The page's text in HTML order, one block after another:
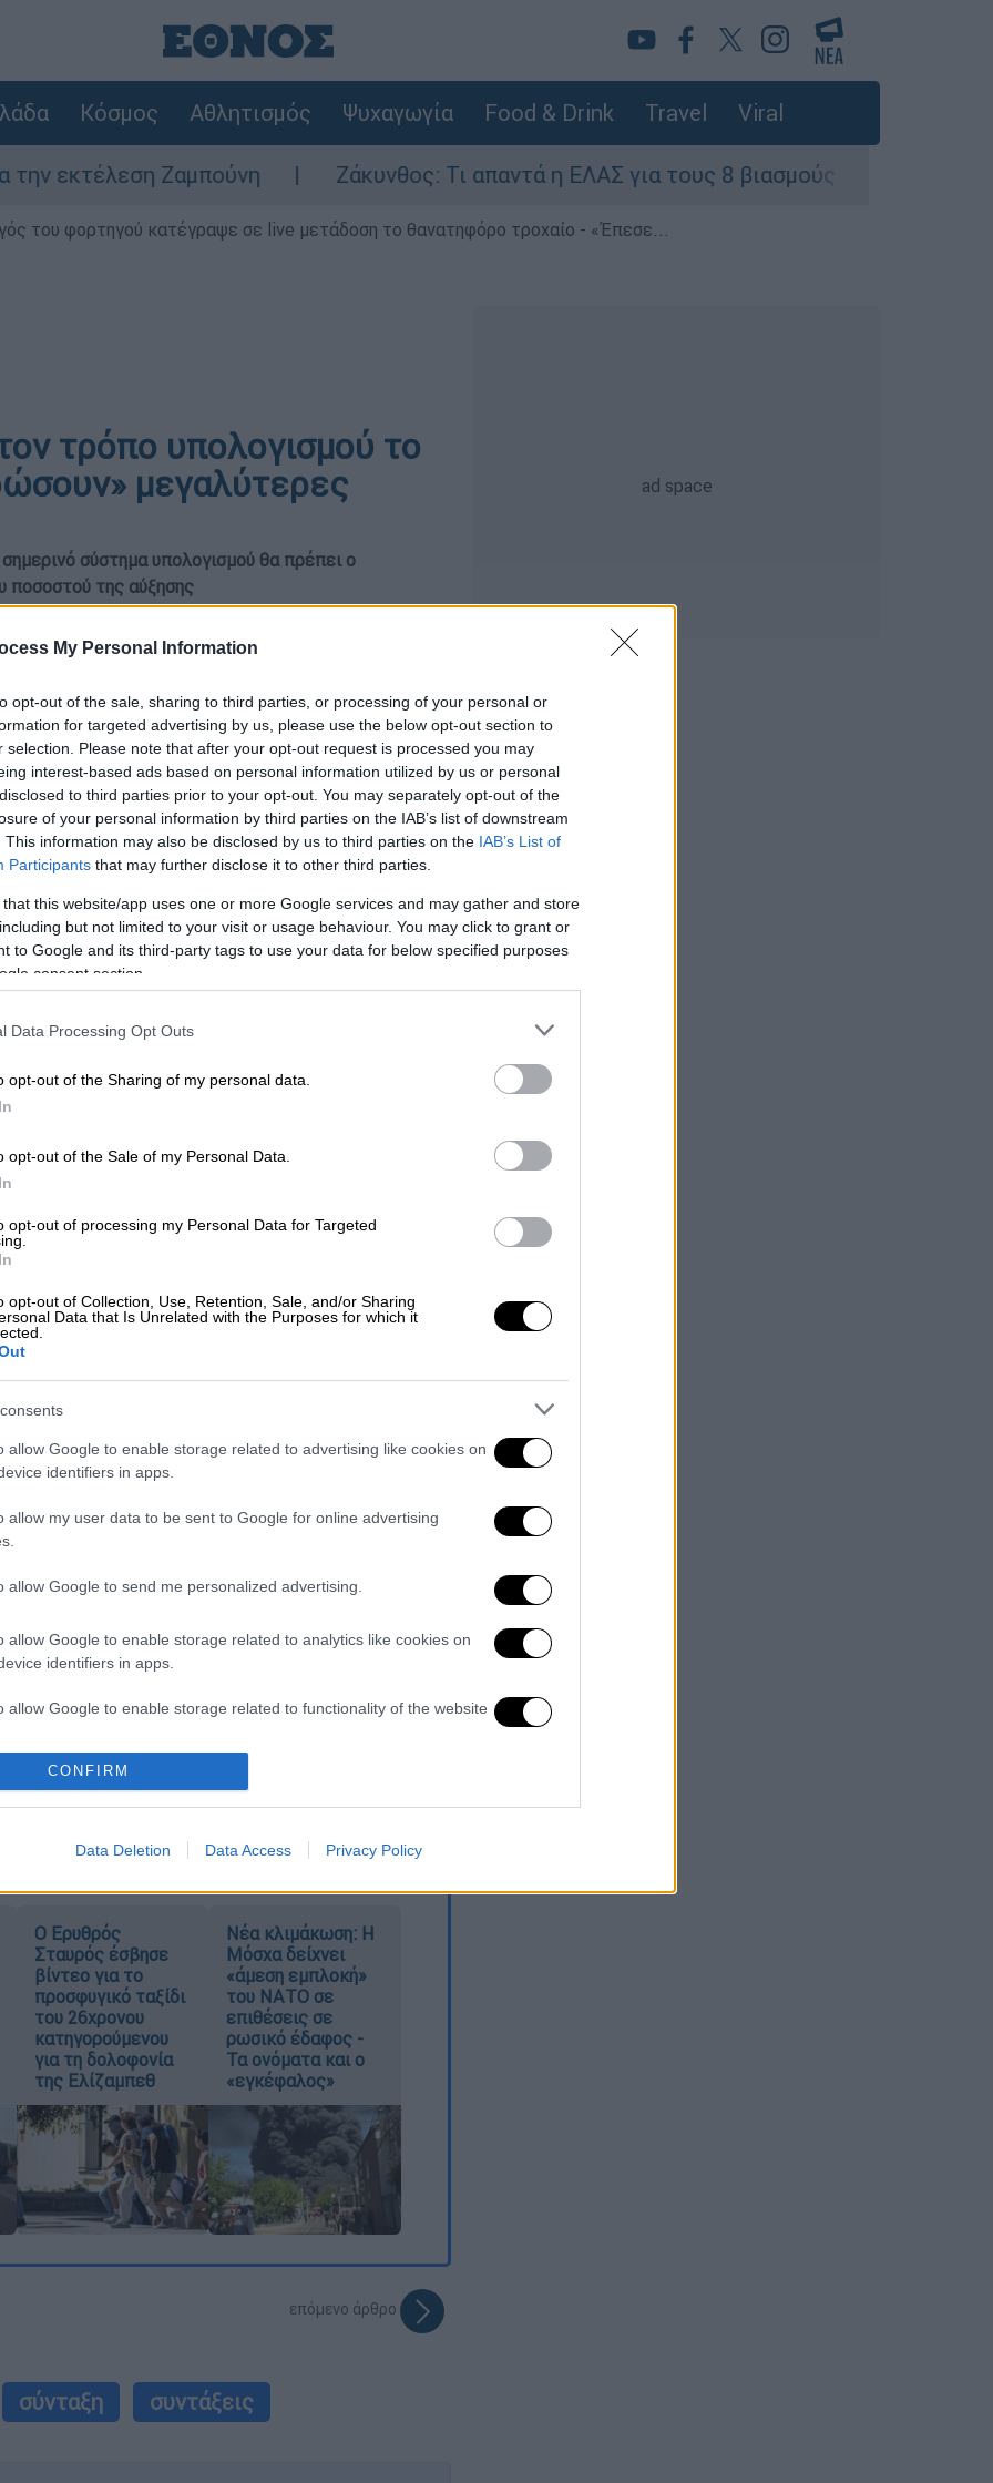
My Personal Information
opt-out of the sale, sharing to third parties, or processing of your personal or
for targeted advertising by us, please use the below opt-out section to
selection. Please note that after your opt-out request is processed you may
interest-based ads based on personal information utilized by us or personal
to third parties prior to your opt-out. You may separately opt-out of the
of your personal information by third parties on the IAB’s list of downstream
This information may also be disclosed by us to third parties on the IAB’s List of
Participants that may further disclose it to other third parties.
that this website/app uses one or more Google services and may gather and store
but not limited to your visit or usage behaviour. You may click to grant or
to Google and its third-party tags to use your data for below specified purposes
consent section.
Data Processing Opt Outs
opt-out of the Sharing of my personal data.
opt-out of the Sale of my Personal Data.
opt-out of processing my Personal Data for Targeted
opt-out of Collection, Use, Retention, Sale, and/or Sharing
Data that Is Unrelated with the Purposes for which it
allow Google to enable storage related to advertising like cookies on
identifiers in apps.
allow my user data to be sent to Google for online advertising
allow Google to send me personalized advertising.
allow Google to enable storage related to analytics like cookies on
identifiers in apps.
allow Google to enable storage related to functionality of the website
allow Google to enable storage related to personalization.
functionality and fraud prevention, and other user protection.
CONFIRM
Data Deletion Data Access Privacy Policy
Κόσμος Αθλητισμός Ψυχαγωγία Food & Drink Travel Viral
Ζαμπούνη Ζάκυνθος: Τι απαντά η ΕΛΑΣ για τους 8 βιασμούς τουριστριών -
του φορτηγού κατέγραψε σε live μετάδοση το θανατηφόρο τροχαίο - «Έπεσε...
τρόπο υπολογισμού το
μεγαλύτερες
σημερινό σύστημα υπολογισμού θα πρέπει ο
ποσοστού της αύξησης
το ΕΘΝΟΣ στη Google
να υποβάλλουν αίτηση
συμβάλλοντας στο νέο αυξημένο κύμα
τον πληθωρισμόαλλά και την επιμήκυνση
έτος.
ΕΘΝΟΣ θα παρεμβαίνει και τα προσβλητικά σχόλια θα
Ο Ερυθρός
Σταυρός έσβησε
βίντεο για το
προσφυγικό ταξίδι
του 26χρονου
κατηγορούμενου
για τη δολοφονία
της Ελίζαμπεθ
Νέα κλιμάκωση: Η
Μόσχα δείχνει
«άμεση εμπλοκή»
του ΝΑΤΟ σε
επιθέσεις σε
ρωσικό έδαφος -
Τα ονόματα και ο
«εγκέφαλος»
επόμενο άρθρο
σύνταξη συντάξεις